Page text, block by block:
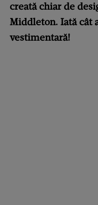
creată chiar de
Middleton. Iată cât
vestimentară!